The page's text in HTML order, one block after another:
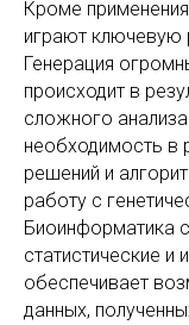
Кроме
играют ключевую
Генерация
происходит в
сложного
необходимость в
решений и
работу с
Биоинформатика
статистические
обеспечивает
данных,